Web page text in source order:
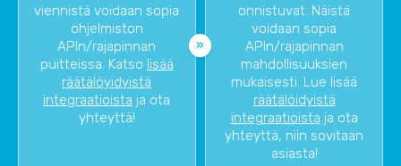
viennistä voidaan sopia
ohjelmiston
APIn/rajapinnan
puitteissa. Katso lisää
räätälöyidyistä
integraatioista ja ota
yhteyttä!
onnistuvat. Näistä
voidaan sopia
APIn/rajapinnan
mahdollisuuksien
mukaisesti. Lue lisää
räätälöidyistä
integraatioista ja ota
yhteyttä, niin sovitaan
asiasta!